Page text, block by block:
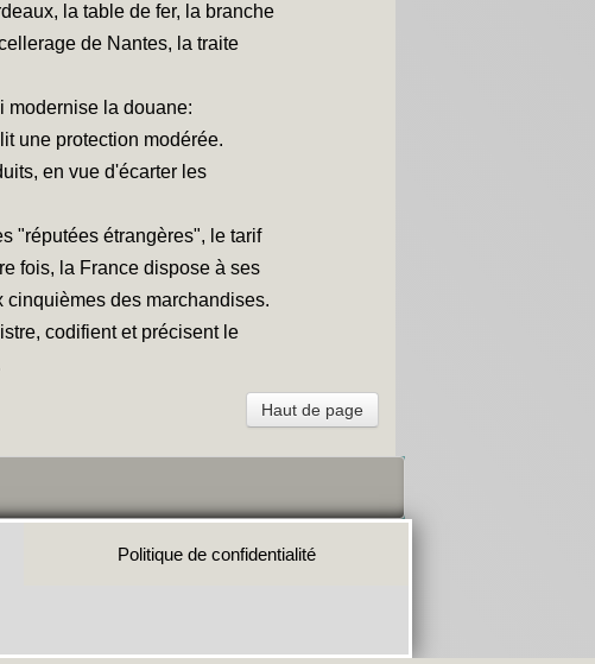
la table de fer, la branche
de Nantes, la traite
modernise la douane:
une protection modérée.
en vue d'écarter les
"réputées étrangères", le tarif
fois, la France dispose à ses
des marchandises.
codifient et précisent le
Haut de page
Politique de confidentialité